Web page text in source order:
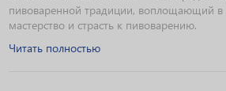
пивоваренной традиции, воплощающий в
мастерство и страсть к пивоварению.
Читать полностью